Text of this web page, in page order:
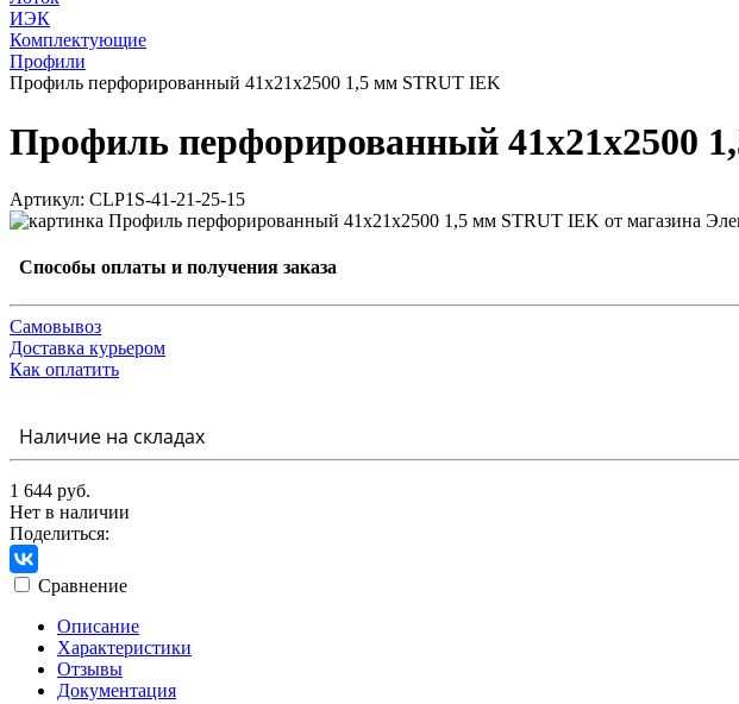
ИЭК
Комплектующие
Профили
Профиль перфорированный 41х21х2500 1,5 мм STRUT IEK
Профиль перфорированный 41х21х2500
Артикул: CLP1S-41-21-25-15
Способы оплаты и получения заказа
Самовывоз
Доставка курьером
Как оплатить
Наличие на складах
1 644 руб.
Нет в наличии
Поделиться:
Сравнение
Описание
Характеристики
Отзывы
Документация